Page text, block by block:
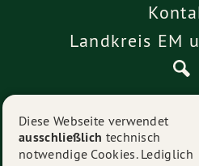
Landkreis EM
Diese Webseite verwendet
ausschließlich technisch
notwendige Cookies. Lediglich